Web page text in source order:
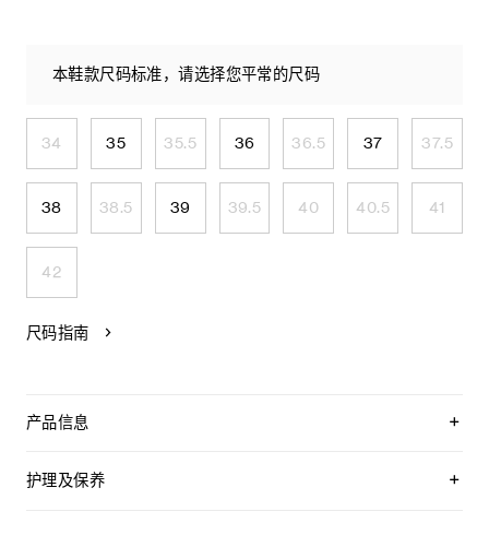
本鞋款尺码标准，请选择您平常的尺码
34 35 35.5 36 36.5 37 37.5
38 38.5 39 39.5 40 40.5 41
42
尺码指南
产品信息
100%羊皮革衬里
护理及保养